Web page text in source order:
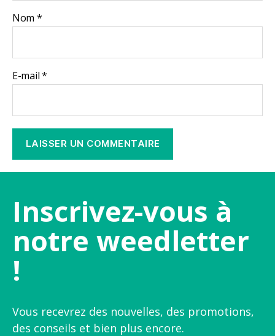
Nom *
E-mail*
Inscrivez-vous à
notre weedletter
!
Vous recevrez des nouvelles, des promotions,
des conseils et bien plus encore.